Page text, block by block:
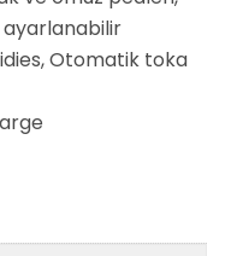
ayarlanabilir
Otomatik toka